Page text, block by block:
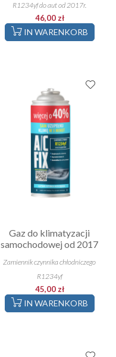
R1234yf do aut od 2017r.
46,00 zł
IN WARENKORB
Gaz do klimatyzacji
samochodowej od 2017
Zamiennik czynnika chłodniczego
R1234yf
45,00 zł
IN WARENKORB